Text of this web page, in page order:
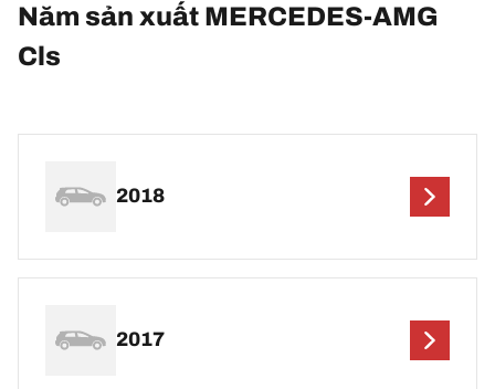
Năm sản xuất MERCEDES-AMG
Cls
2018
2017